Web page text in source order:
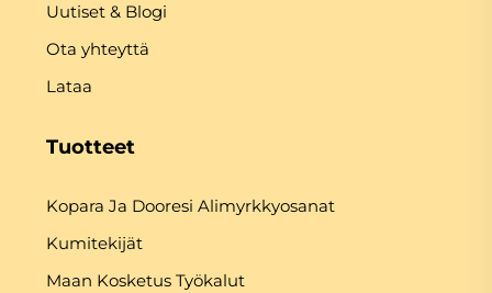
Uutiset & Blogi
Ota yhteyttä
Lataa
Tuotteet
Kopara Ja Dooresi Alimyrkkyosanat
Kumitekijät
Maan Kosketus Työkalut